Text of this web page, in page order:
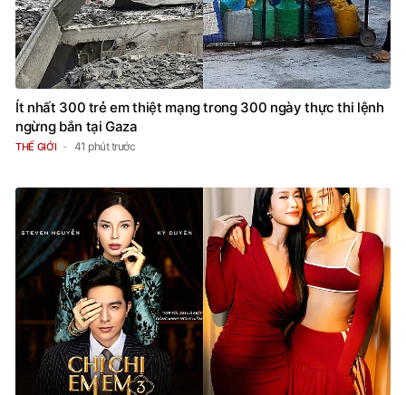
Ít nhất 300 trẻ em thiệt mạng trong 300 ngày thực thi lệnh
ngừng bắn tại Gaza
THẾ GIỚI 41 phút trước